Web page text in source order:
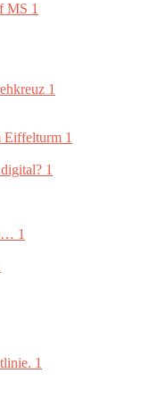
MS 1
1
Eiffelturm 1
1
1
1